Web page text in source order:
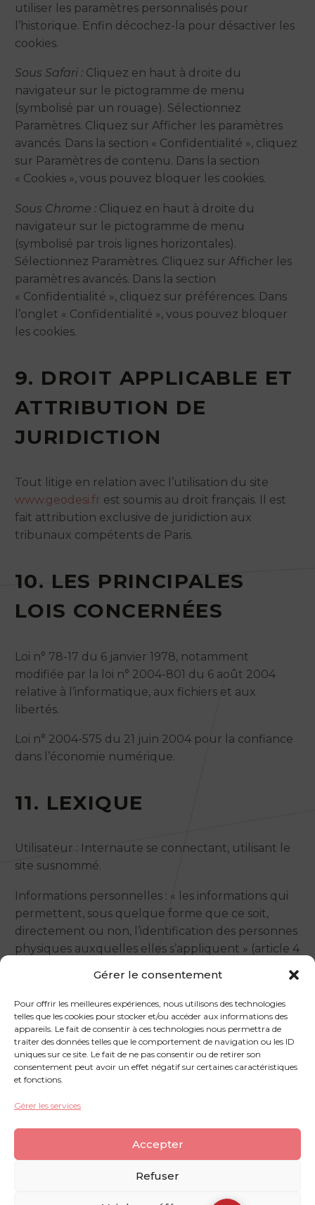
Gérer le consentement
Pour offrir les meilleures expériences, nous utilisons des technologies
telles que les cookies pour stocker et/ou accéder aux informations des
appareils. Le fait de consentir à ces technologies nous permettra de
traiter des données telles que le comportement de navigation ou les ID
uniques sur ce site. Le fait de ne pas consentir ou de retirer son
consentement peut avoir un effet négatif sur certaines caractéristiques
et fonctions.
Gérer les services
Accepter
Refuser
utiliser les paramètres personnalisés pour
l’historique. Enfin décochez-la pour désactiver les
cookies.
Sous Safari : Cliquez en haut à droite du
navigateur sur le pictogramme de menu
(symbolisé par un rouage). Sélectionnez
Paramètres. Cliquez sur Afficher les paramètres
avancés. Dans la section « Confidentialité », cliquez
sur Paramètres de contenu. Dans la section
« Cookies », vous pouvez bloquer les cookies.
Sous Chrome : Cliquez en haut à droite du
navigateur sur le pictogramme de menu
(symbolisé par trois lignes horizontales).
Sélectionnez Paramètres. Cliquez sur Afficher les
paramètres avancés. Dans la section
« Confidentialité », cliquez sur préférences. Dans
l’onglet « Confidentialité », vous pouvez bloquer
les cookies.
9. DROIT APPLICABLE ET
ATTRIBUTION DE
JURIDICTION
Tout litige en relation avec l’utilisation du site
www.geodesi.fr est soumis au droit français. Il est
fait attribution exclusive de juridiction aux
tribunaux compétents de Paris.
10. LES PRINCIPALES
LOIS CONCERNÉES
Loi n° 78-17 du 6 janvier 1978, notamment
modifiée par la loi n° 2004-801 du 6 août 2004
relative à l’informatique, aux fichiers et aux
libertés.
Loi n° 2004-575 du 21 juin 2004 pour la confiance
dans l’économie numérique.
11. LEXIQUE
Utilisateur : Internaute se connectant, utilisant le
site susnommé.
Informations personnelles : « les informations qui
permettent, sous quelque forme que ce soit,
directement ou non, l’identification des personnes
physiques auxquelles elles s’appliquent » (article 4
Politique de confidentialité
Contactez-nous